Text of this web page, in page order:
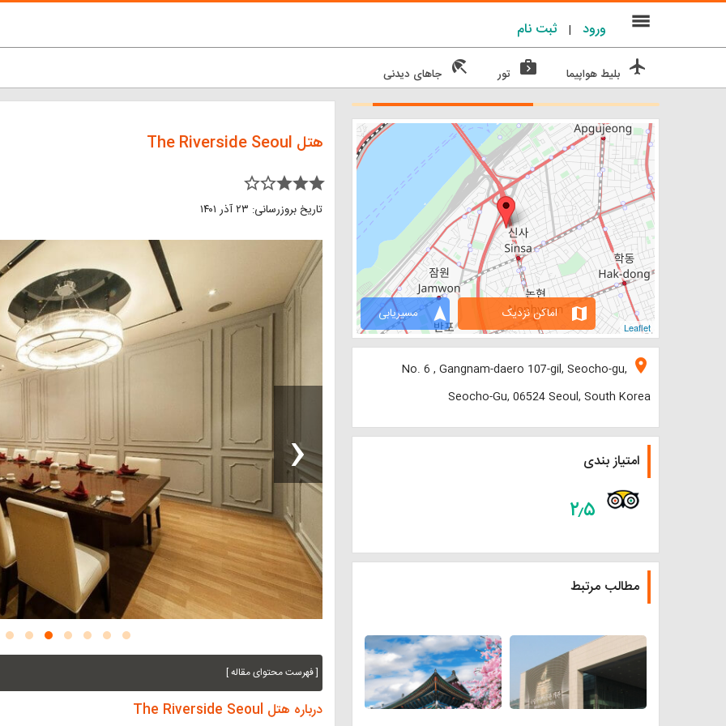
ثبت نام | ورود menu
flight بلیط هواپیما next_week تور beach_access جاهای دیدنی
هتل The Riverside Seoul
star_border star_border star star star
تاریخ بروزرسانی: ۲۳ آذر ۱۴۰۱
‹
[ فهرست محتوای مقاله ]
درباره هتل The Riverside Seoul
Leaflet
navigation مسیریابی map اماکن نزدیک
location_on
No. 6 , Gangnam-daero 107-gil, Seocho-gu,
Seocho-Gu, 06524 Seoul, South Korea
امتیاز بندی
۲٫۵
مطالب مرتبط